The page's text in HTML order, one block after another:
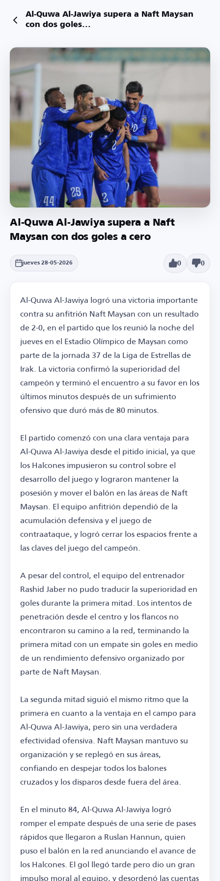
Al-Quwa Al-Jawiya supera a Naft Maysan
con dos goles...
Al-Quwa Al-Jawiya supera a Naft
Maysan con dos goles a cero
jueves 28-05-2026 0 0
Al-Quwa Al-Jawiya logró una victoria importante
contra su anfitrión Naft Maysan con un resultado
de 2-0, en el partido que los reunió la noche del
jueves en el Estadio Olímpico de Maysan como
parte de la jornada 37 de la Liga de Estrellas de
Irak. La victoria confirmó la superioridad del
campeón y terminó el encuentro a su favor en los
últimos minutos después de un sufrimiento
ofensivo que duró más de 80 minutos.
El partido comenzó con una clara ventaja para
Al-Quwa Al-Jawiya desde el pitido inicial, ya que
los Halcones impusieron su control sobre el
desarrollo del juego y lograron mantener la
posesión y mover el balón en las áreas de Naft
Maysan. El equipo anfitrión dependió de la
acumulación defensiva y el juego de
contraataque, y logró cerrar los espacios frente a
las claves del juego del campeón.
A pesar del control, el equipo del entrenador
Rashid Jaber no pudo traducir la superioridad en
goles durante la primera mitad. Los intentos de
penetración desde el centro y los flancos no
encontraron su camino a la red, terminando la
primera mitad con un empate sin goles en medio
de un rendimiento defensivo organizado por
parte de Naft Maysan.
La segunda mitad siguió el mismo ritmo que la
primera en cuanto a la ventaja en el campo para
Al-Quwa Al-Jawiya, pero sin una verdadera
efectividad ofensiva. Naft Maysan mantuvo su
organización y se replegó en sus áreas,
confiando en despejar todos los balones
cruzados y los disparos desde fuera del área.
En el minuto 84, Al-Quwa Al-Jawiya logró
romper el empate después de una serie de pases
rápidos que llegaron a Ruslan Hannun, quien
puso el balón en la red anunciando el avance de
los Halcones. El gol llegó tarde pero dio un gran
impulso moral al equipo, y desordenó las cuentas